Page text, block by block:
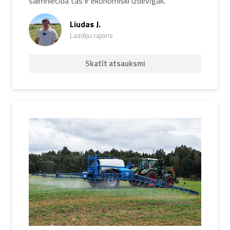
produktus, varat būt pārliecināti, ka saņemat
aprīkojumu, kas atbilst augstākajiem kvalitātes
standartiem. Strautmann rūpnīca ir izstrādājusi
lopkopības saimniecībām. Šis uzņēmums var
ērtai skābbarības izvešanai.
Strautmann skābbarības bloku un barības
transportēšanas piekabes jau gadu desmitiem
nodrošina ātru un vienkāršu barības piegādi visu
lielumu saimniecībām visā Eiropā. Viņi ražo arī
piekabināmos un pašgājējus barības maisītājus –
ideāli piemērotus ideālas dzīvnieku barības
Liudas J.
Lazdiju rajons
Skatīt atsauksmi